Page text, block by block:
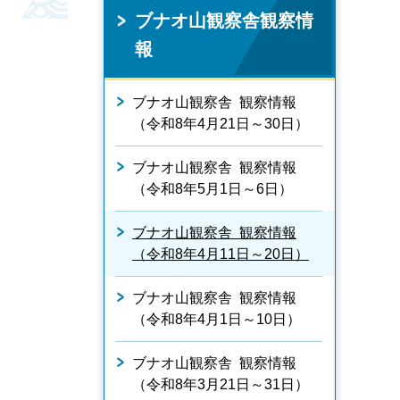
ブナオ山観察舎観察情
報
ブナオ山観察舎 観察情報
（令和8年4月21日～30日）
ブナオ山観察舎 観察情報
（令和8年5月1日～6日）
ブナオ山観察舎 観察情報
（令和8年4月11日～20日）
ブナオ山観察舎 観察情報
（令和8年4月1日～10日）
ブナオ山観察舎 観察情報
（令和8年3月21日～31日）